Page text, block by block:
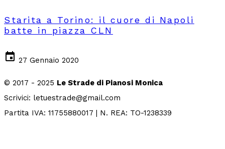
Starita a Torino: il cuore di Napoli
batte in piazza CLN
event 27 Gennaio 2020
© 2017 - 2025 Le Strade di Pianosi Monica
Scrivici: letuestrade@gmail.com
Partita IVA: 11755880017 | N. REA: TO-1238339